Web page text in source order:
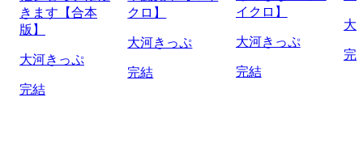
きます【合本
版】
大河きっぷ
完結
クロ】
大河きっぷ
完結
イクロ】
大河きっぷ
完結
大
完